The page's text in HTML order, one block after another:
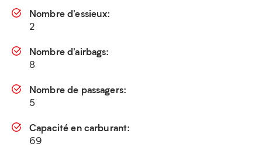
Nombre d'essieux:
2
Nombre d'airbags:
8
Nombre de passagers:
5
Capacité en carburant:
69